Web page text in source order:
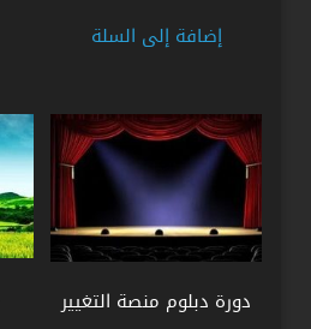
هو:
$195.
هو:
$150.
إضافة إلى السلة
دورة دبلوم منصة التغيير